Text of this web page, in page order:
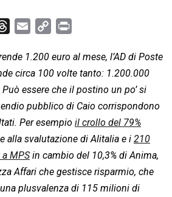
r
e
a
d
s
a
i
l
p
y
L
i
n
k
i
n
t
1.200 euro al mese, l’AD di Poste
circa 100 volte tanto: 1.200.000
Può essere che il postino un po’ si
pubblico di Caio corrispondono
Per esempio il crollo del 79%
alla svalutazione di Alitalia e i 210
MPSin cambio del 10,3% di Anima,
Affari che gestisce risparmio, che
plusvalenza di 115 milioni di